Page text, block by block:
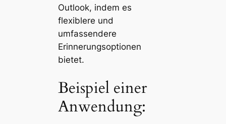
Outlook, indem es
flexiblere und
umfassendere
Erinnerungsoptionen
bietet.
Beispiel einer
Anwendung: